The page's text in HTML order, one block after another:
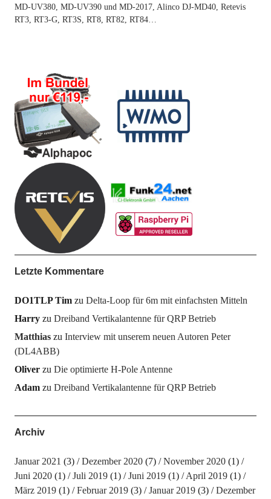
MD-UV380, MD-UV390 und MD-2017, Alinco DJ-MD40, Retevis
RT3, RT3-G, RT3S, RT8, RT82, RT84…
Letzte Kommentare
DO1TLP Timzu Delta-Loop für 6m mit einfachsten Mitteln
Harryzu Dreiband Vertikalantenne für QRP Betrieb
Matthiaszu Interview mit unserem neuen Autoren Peter
(DL4ABB)
Oliverzu Die optimierte H-Pole Antenne
Adamzu Dreiband Vertikalantenne für QRP Betrieb
Archiv
Januar 2021 (3) Dezember 2020(7) November 2020(1)
Juni 2020(1) Juli 2019(1) Juni 2019(1) April 2019(1)
März 2019(1) Februar 2019(3) Januar 2019(3)
Dezember